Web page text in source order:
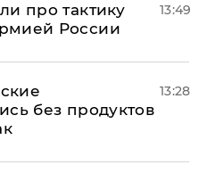
про тактику
России
13:49
без продуктов
13:28